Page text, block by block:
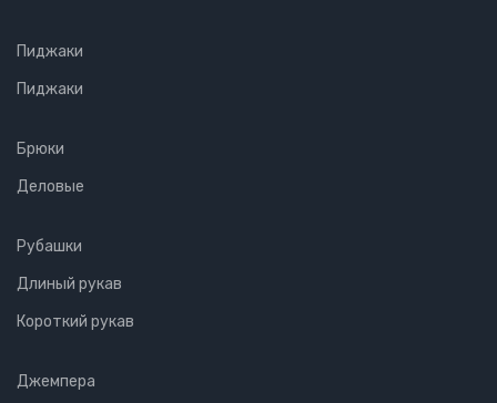
Пиджаки
Пиджаки
Брюки
Деловые
Рубашки
Длиный рукав
Короткий рукав
Джемпера